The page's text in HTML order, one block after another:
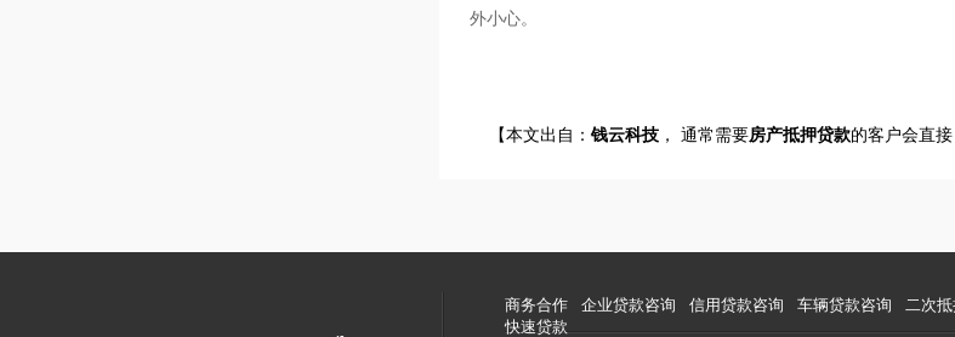
外小心。
【本文出自： 钱云科技 ， 通常需要房产抵押贷款的客户会直接
商务合作 企业贷款咨询 信用贷款咨询 车辆贷款咨询 二次
快速贷款